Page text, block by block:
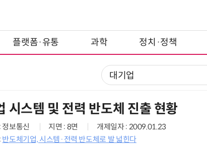
플랫폼·유통 과학 정치·정책
시스템 및 전력 반도체 진출 현황
정보통신 지면 : 8면
개제일자 : 2009.01.23
반도체기업, 시스템·전력 반도체로 발 넓힌다